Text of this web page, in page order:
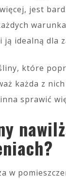
jest
ją idealną dla
które
każda z
sprawić
w